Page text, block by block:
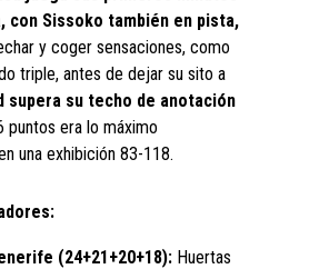
con Sissoko también en pista,
y coger sensaciones, como
triple, antes de dejar su sito a
supera su techo de anotación
puntos era lo máximo
una exhibición 83-118.
(24+21+20+18): Huertas